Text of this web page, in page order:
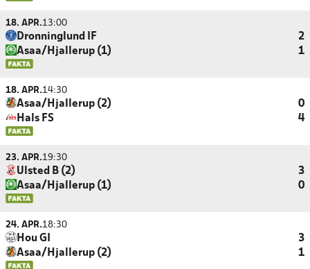
18. APR.13:00
Dronninglund IF
2
Asaa/Hjallerup (1)
1
18. APR.14:30
Asaa/Hjallerup (2)
0
Hals FS
4
23. APR.19:30
Ulsted B (2)
3
Asaa/Hjallerup (1)
0
24. APR.18:30
Hou GI
3
Asaa/Hjallerup (2)
1